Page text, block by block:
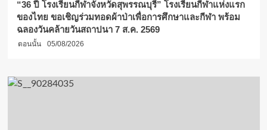
“36 ปี โรงเรียนกีฬาจังหวัดสุพรรณบุรี” โรงเรียนกีฬาแห่งแรก
ของไทย ขอเชิญร่วมทอดผ้าป่าเพื่อการศึกษาและกีฬา พร้อม
ฉลองวันคล้ายวันสถาปนา 7 ส.ค. 2569
ตอนนั้น 05/08/2026